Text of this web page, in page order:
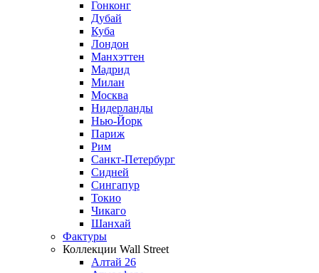
Гонконг
Дубай
Куба
Лондон
Манхэттен
Мадрид
Милан
Москва
Нидерланды
Нью-Йорк
Париж
Рим
Санкт-Петербург
Сидней
Сингапур
Токио
Чикаго
Шанхай
Фактуры
Коллекции Wall Street
Алтай 26